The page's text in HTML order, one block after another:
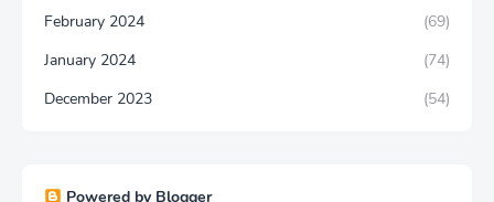
February 2024
(69)
January 2024
(74)
December 2023
(54)
Powered by Blogger